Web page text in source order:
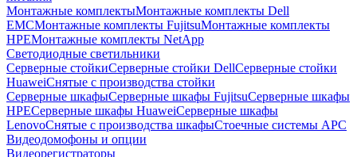
Монтажные комплектыМонтажные комплекты Dell
EMCМонтажные комплекты FujitsuМонтажные комплекты
HPEМонтажные комплекты NetApp
Светодиодные светильники
Серверные стойкиСерверные стойки DellСерверные стойки
HuaweiСнятые с производства стойки
Серверные шкафыСерверные шкафы FujitsuСерверные шкафы
HPEСерверные шкафы HuaweiСерверные шкафы
LenovoСнятые с производства шкафыСтоечные системы APC
Видеодомофоны и опции
Видеорегистраторы